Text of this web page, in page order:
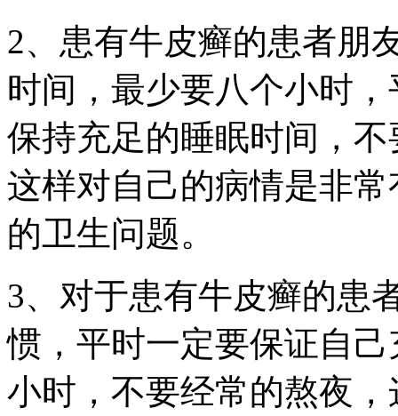
2、患有牛皮癣的患者朋
时间，最少要八个小时
保持充足的睡眠时间，
这样对自己的病情是非
的卫生问题。
3、对于患有牛皮癣的患
惯，平时一定要保证自
小时，不要经常的熬夜